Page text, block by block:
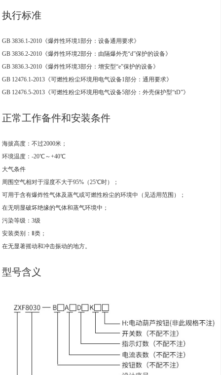
执行标准
GB 3836.1-2010《爆炸性环境1部分：设备通用要求》
GB 3836.2-2010《爆炸性环境2部分：由隔爆外壳“d”保护的设备》
GB 3836.3-2010《爆炸性环境3部分：增安型“e”保护的设备》
GB 12476.1-2013《可燃性粉尘环境用电气设备1部分：通用要求》
GB 12476.5-2013《可燃性粉尘环境用电气设备5部分：外壳保护型“tD”》
正常工作备件和安装条件
海拔高度：不过2000米；
环境温度：-20℃～+40℃
大气条件
周围空气相对于湿度不大于95%（25℃时）；
可用于含有爆炸性气体及蒸气或可燃性粉尘的环境中（见适用范围）；
在无明显破坏绝缘的气体和蒸气环境中；
污染等级：3级
安装类别：Ⅱ类；
在无显著摇动和冲击振动的地方。
型号含义